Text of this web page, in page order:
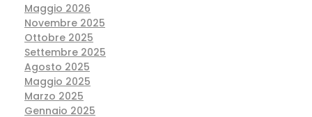
Maggio 2026
Novembre 2025
Ottobre 2025
Settembre 2025
Agosto 2025
Maggio 2025
Marzo 2025
Gennaio 2025